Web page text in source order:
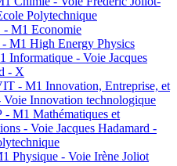
Polytechnique
M1 Economie
M1 High Energy Physics
Informatique - Voie Jacques
- X
- M1 Innovation, Entreprise, et
Voie Innovation technologique
M1 Mathématiques et
- Voie Jacques Hadamard -
Physique - Voie Irène Joliot